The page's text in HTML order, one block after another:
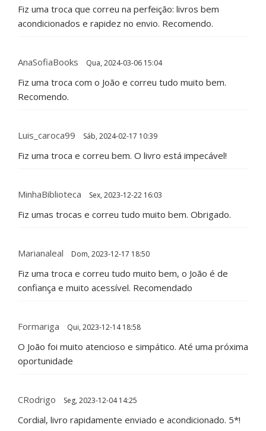
Fiz uma troca que correu na perfeição: livros bem
acondicionados e rapidez no envio. Recomendo.
AnaSofiaBooks Qua, 2024-03-06 15:04
Fiz uma troca com o João e correu tudo muito bem.
Recomendo.
Luis_caroca99 Sáb, 2024-02-17 10:39
Fiz uma troca e correu bem. O livro está impecável!
MinhaBiblioteca Sex, 2023-12-22 16:03
Fiz umas trocas e correu tudo muito bem. Obrigado.
Marianaleal Dom, 2023-12-17 18:50
Fiz uma troca e correu tudo muito bem, o João é de
confiança e muito acessível. Recomendado
Formariga Qui, 2023-12-14 18:58
O João foi muito atencioso e simpático. Até uma próxima
oportunidade
CRodrigo Seg, 2023-12-04 14:25
Cordial, livro rapidamente enviado e acondicionado. 5*!